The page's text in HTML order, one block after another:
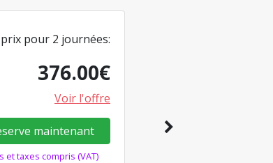
prix pour 2 journées:
376.00€
Voir l'offre
maintenant
et taxes compris (VAT)